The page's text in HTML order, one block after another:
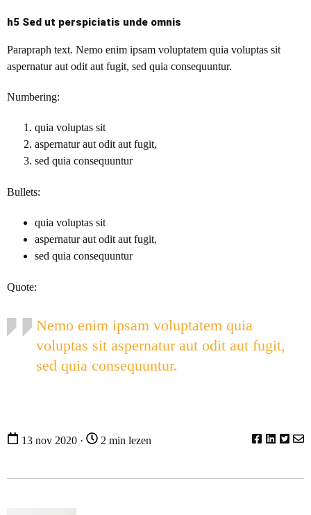
h5 Sed ut perspiciatis unde omnis
Parapraph text. Nemo enim ipsam voluptatem quia voluptas sit
aspernatur aut odit aut fugit, sed quia consequuntur.
Numbering:
quia voluptas sit
aspernatur aut odit aut fugit,
sed quia consequuntur
Bullets:
quia voluptas sit
aspernatur aut odit aut fugit,
sed quia consequuntur
Quote:
Nemo enim ipsam voluptatem quia
voluptas sit aspernatur aut odit aut fugit,
sed quia consequuntur.
13 nov 2020 · 2 min lezen